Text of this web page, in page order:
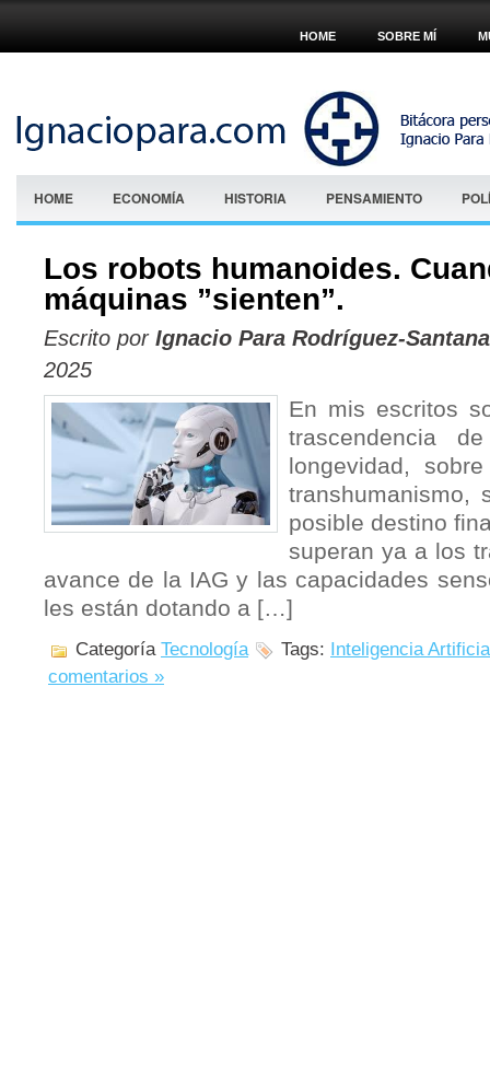
HOME SOBRE MÍ
HOME ECONOMÍA HISTORIA PENSAMIENTO
Los robots humanoides.
máquinas ”sienten”.
Escrito por Ignacio Para Rodríguez-Santana
2025
En mis escritos
trascendencia
longevidad,
transhumanismo,
posible destino
superan ya a los
avance de la IAG y las capacidades
les están dotando a […]
Categoría Tecnología Tags: Inteligencia
comentarios »